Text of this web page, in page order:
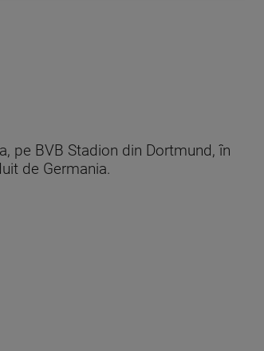
pe BVB Stadion din Dortmund, în
de Germania.